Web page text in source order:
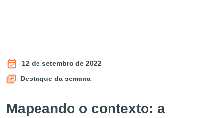
12 de setembro de 2022
Destaque da semana
Mapeando o contexto: a